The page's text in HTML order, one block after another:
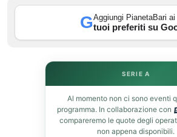
GAggiungi PianetaBari ai
tuoi preferiti su
SERIE A
Al momento non ci sono eventi
programma. In collaborazione con
compareremo le quote degli
non appena disponibili.